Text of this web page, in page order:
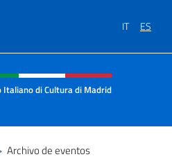
IT ES
sitio web,
di Cultura di Madrid
Archivo de eventos